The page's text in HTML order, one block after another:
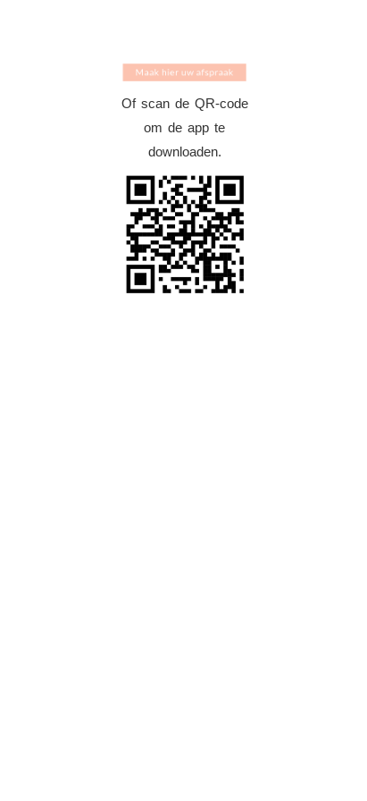
Of scan de QR-code
om de app te
downloaden.